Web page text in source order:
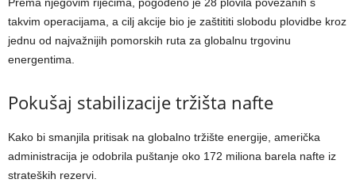
Prema njegovim riječima, pogođeno je 28 plovila povezanih s
takvim operacijama, a cilj akcije bio je zaštititi slobodu plovidbe kroz
jednu od najvažnijih pomorskih ruta za globalnu trgovinu
energentima.
Pokušaj stabilizacije tržišta nafte
Kako bi smanjila pritisak na globalno tržište energije, američka
administracija je odobrila puštanje oko 172 miliona barela nafte iz
strateških rezervi.